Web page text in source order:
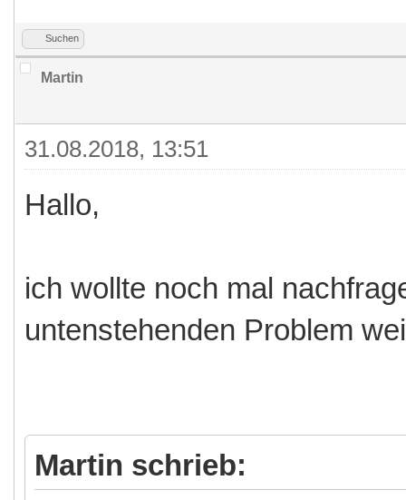
Suchen
Martin
31.08.2018, 13:51
Hallo,
ich wollte noch mal
untenstehenden Problem
Martin schrieb: